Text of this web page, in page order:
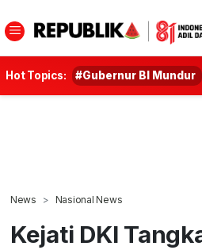
Hot Topics: #Gubernur BI Mundur
News Nasional News
Kejati DKI